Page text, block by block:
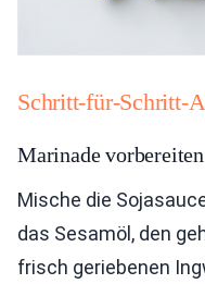
Schritt-für-Schritt-
Marinade vorbereiten
Mische die
das Sesamöl, den
frisch geriebenen